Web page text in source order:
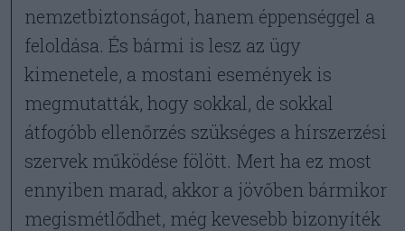
nemzetbiztonságot, hanem éppenséggel a
feloldása. És bármi is lesz az ügy
kimenetele, a mostani események is
megmutatták, hogy sokkal, de sokkal
átfogóbb ellenőrzés szükséges a hírszerzési
szervek működése fölött. Mert ha ez most
ennyiben marad, akkor a jövőben bármikor
megismétlődhet, még kevesebb bizonyíték